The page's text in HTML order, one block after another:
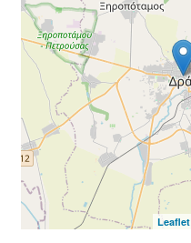
Leaflet